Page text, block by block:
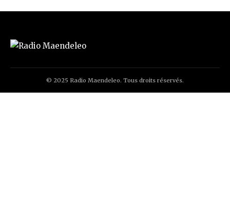
© 2025 Radio Maendeleo. Tous droits réservés.